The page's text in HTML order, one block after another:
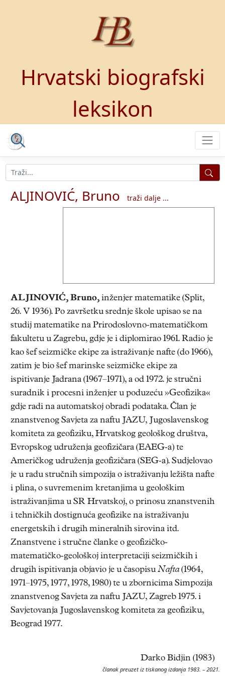
Hrvatski biografski
leksikon
ALJINOVIĆ, Bruno traži dalje ...
ALJINOVIĆ, Bruno, inženjer matematike (Split,
26. V 1936). Po završetku srednje škole upisao se na
studij matematike na Prirodoslovno-matematičkom
fakultetu u Zagrebu, gdje je i diplomirao 1961. Radio je
kao šef seizmičke ekipe za istraživanje nafte (do 1966),
zatim je bio šef marinske seizmičke ekipe za
ispitivanje Jadrana (1967–1971), a od 1972. je stručni
suradnik i procesni inženjer u poduzeću »Geofizika«
gdje radi na automatskoj obradi podataka. Član je
znanstvenog Savjeta za naftu JAZU, Jugoslavenskog
komiteta za geofiziku, Hrvatskog geološkog društva,
Evropskog udruženja geofizičara (EAEG-a) te
Američkog udruženja geofizičara (SEG-a). Sudjelovao
je u radu stručnih simpozija o istraživanju ležišta nafte
i plina, o suvremenim kretanjima u geološkim
istraživanjima u SR Hrvatskoj, o prinosu znanstvenih
i tehničkih dostignuća geofizike na istraživanju
energetskih i drugih mineralnih sirovina itd.
Znanstvene i stručne članke o geofizičko-
matematičko-geološkoj interpretaciji seizmičkih i
drugih ispitivanja objavio je u časopisu Nafta(1964,
1971–1975, 1977, 1978, 1980) te u zbornicima Simpozija
znanstvenog Savjeta za naftu JAZU, Zagreb 1975. i
Savjetovanja Jugoslavenskog komiteta za geofiziku,
Beograd 1977.
Darko Bidjin (1983)
članak preuzet iz tiskanog izdanja 1983. – 2021.